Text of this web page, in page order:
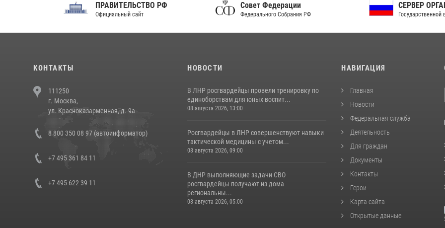
ПРАВИТЕЛЬСТВО РФ
Официальный сайт
Совет Федерации
Федерального Собрания РФ
СЕРВЕР ОРГАНОВ
Государственной власти РФ
КОНТАКТЫ
111250
г. Москва,
ул. Красноказарменная, д. 9а
8 800 350 08 97 (автоинформатор)
+7 495 361 84 11
+7 495 622 39 11
НОВОСТИ
В ЛНР росгвардейцы провели тренировку по
единоборствам для юных воспит...
08 августа 2026, 13:00
Росгвардейцы в ЛНР совершенствуют навыки
тактической медицины с учетом...
08 августа 2026, 09:00
В ДНР выполняющие задачи СВО
росгвардейцы получают из дома
региональны...
08 августа 2026, 05:00
НАВИГАЦИЯ
Главная
Новости
Федеральная служба
Деятельность
Для граждан
Документы
Контакты
Герои
Карта сайта
Открытые данные